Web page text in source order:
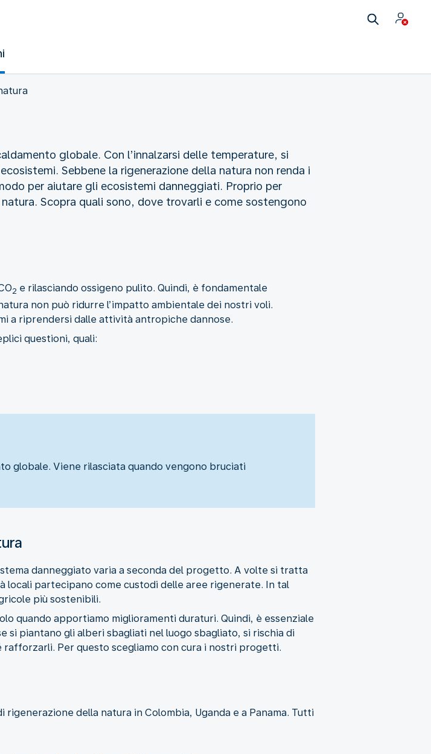
globale. Con l’innalzarsi delle temperature, si
Sebbene la rigenerazione della natura non renda i
per aiutare gli ecosistemi danneggiati. Proprio per
Scopra quali sono, dove trovarli e come sostengono
2 e rilasciando ossigeno pulito. Quindi, è fondamentale
non può ridurre l’impatto ambientale dei nostri voli.
a riprendersi dalle attività antropiche dannose.
questioni, quali:
globale. Viene rilasciata quando vengono bruciati
danneggiato varia a seconda del progetto. A volte si tratta
partecipano come custodi delle aree rigenerate. In tal
più sostenibili.
quando apportiamo miglioramenti duraturi. Quindi, è essenziale
si piantano gli alberi sbagliati nel luogo sbagliato, si rischia di
Per questo scegliamo con cura i nostri progetti.
della natura in Colombia, Uganda e a Panama. Tutti